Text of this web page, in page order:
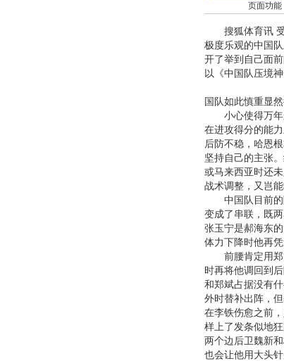
页面功能
搜狐体育讯 受
极度乐观的中国
开了举到自己面
以《中国队压境
国队如此慎重显然
小心使得万年
在进攻得分的能
后防不稳，哈恩
坚持自己的主张
或马来西亚时还
战术调整，又岂
中国队目前的
变成了串联，既
张玉宁是郝海东
体力下降时他再
前腰肯定用郑
时再将他调回到
和郑斌占据没有
外时替补出阵，
在李铁伤愈之前
样上了发条似地
两个边后卫魏新
也会让他用大头